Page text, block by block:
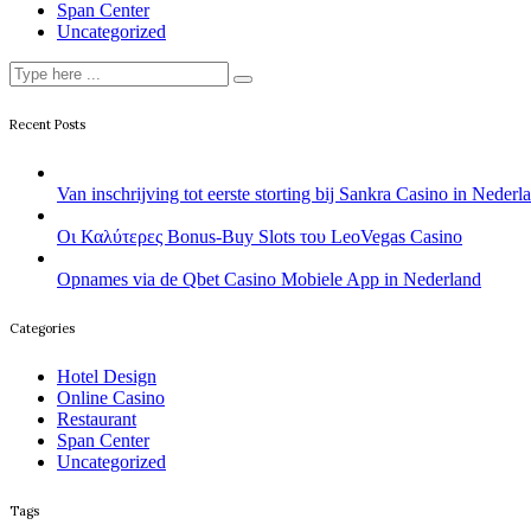
Span Center
Uncategorized
Recent Posts
Van inschrijving tot eerste storting bij Sankra Casino in
Οι Καλύτερες Bonus-Buy Slots του LeoVegas Casino
Opnames via de Qbet Casino Mobiele App in Nederland
Categories
Hotel Design
Online Casino
Restaurant
Span Center
Uncategorized
Tags